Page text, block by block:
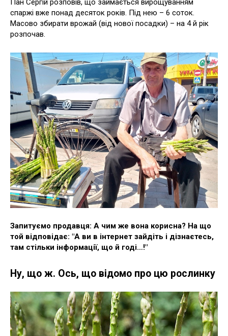
Пан Сергій розповів, що займається вирощуванням
спаржі вже понад десяток років. Під нею – 6 соток.
Масово збирати врожай (від нової посадки) – на 4 й рік
розпочав.
Запитуємо продавця: А чим же вона корисна? На що
той відповідає: "А ви в інтернет зайдіть і дізнаєтесь,
там стільки інформації, що й годі…!"
Ну, що ж. Ось, що відомо про цю рослинку